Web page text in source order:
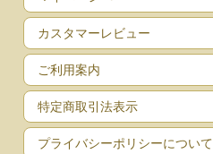
カスタマーレビュー
ご利用案内
特定商取引法表示
プライバシーポリシーについて